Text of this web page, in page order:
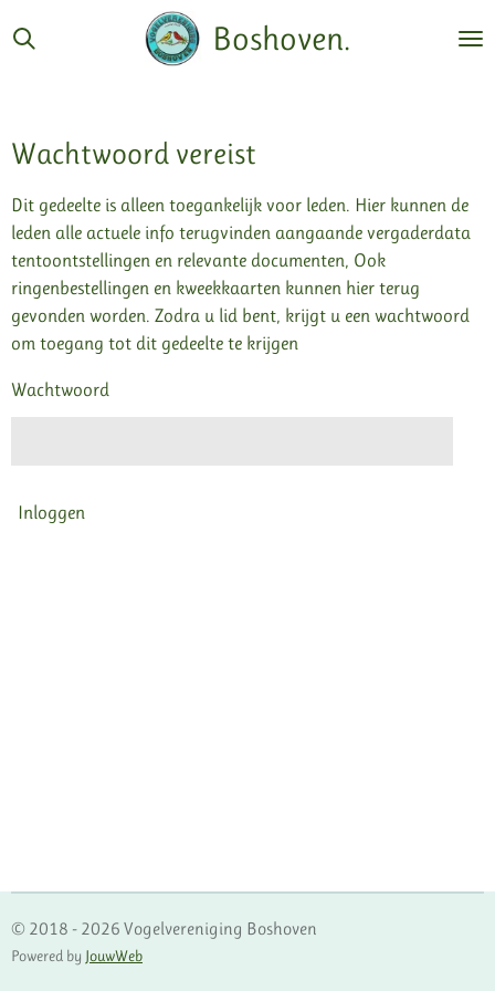
Ga
direct
Boshoven.
Wachtwoord vereist
Dit gedeelte is alleen toegankelijk voor leden. Hier kunnen de
leden alle actuele info terugvinden aangaande vergaderdata
tentoontstellingen en relevante documenten, Ook
ringenbestellingen en kweekkaarten kunnen hier terug
gevonden worden. Zodra u lid bent, krijgt u een wachtwoord
om toegang tot dit gedeelte te krijgen
Wachtwoord
Inloggen
© 2018 - 2026 Vogelvereniging Boshoven
Powered by JouwWeb